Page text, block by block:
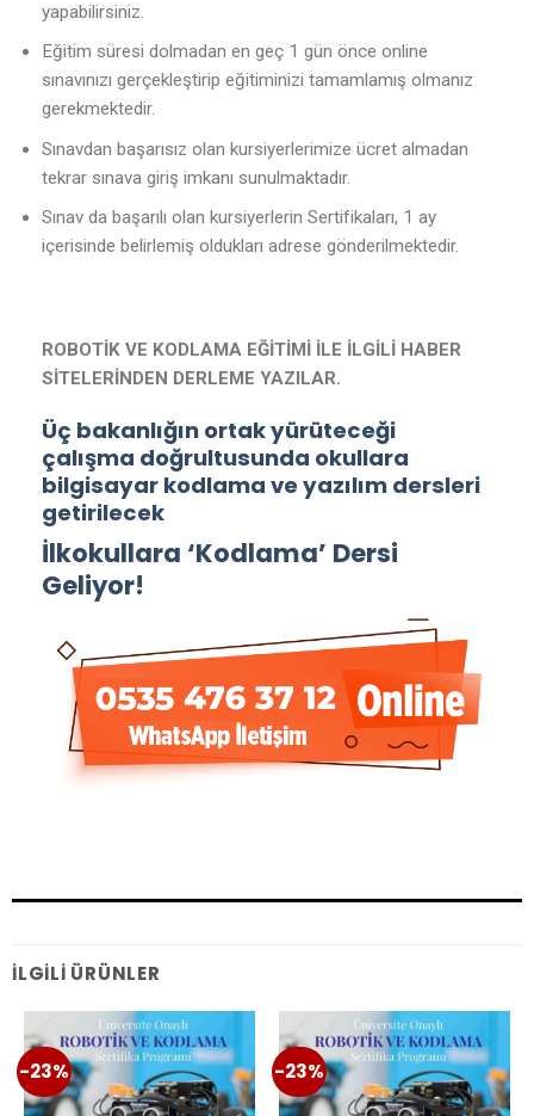
yapabilirsiniz.
Eğitim süresi dolmadan en geç 1 gün önce online
sınavınızı gerçekleştirip eğitiminizi tamamlamış olmanız
gerekmektedir.
Sınavdan başarısız olan kursiyerlerimize ücret almadan
tekrar sınava giriş imkanı sunulmaktadır.
Sınav da başarılı olan kursiyerlerin Sertifikaları, 1 ay
içerisinde belirlemiş oldukları adrese gönderilmektedir.
ROBOTİK VE KODLAMA EĞİTİMİ İLE İLGİLİ HABER
SİTELERİNDEN DERLEME YAZILAR.
Üç bakanlığın ortak yürüteceği
çalışma doğrultusunda okullara
bilgisayar kodlama ve yazılım dersleri
getirilecek
İlkokullara ‘Kodlama’ Dersi
Geliyor!
İLGILI ÜRÜNLER
-23% -23%